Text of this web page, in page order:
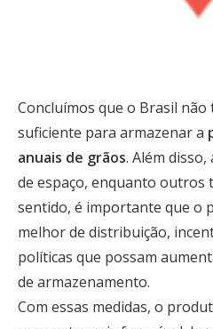
Concluímos que o Brasil
suficiente para armazenar a
anuais de grãos. Além
de espaço, enquanto outros
sentido, é importante que o
melhor de distribuição,
políticas que possam
de armazenamento.
Com essas medidas, o